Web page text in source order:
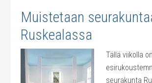
Muistetaan
Ruskealassa
Tällä viikolla on
seurakunta